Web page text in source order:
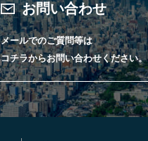
お問い合わせ
メールでのご質問等は
コチラからお問い合わせください。